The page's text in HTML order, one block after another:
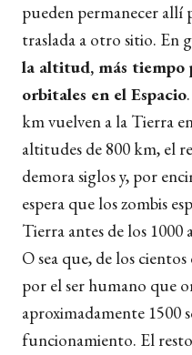
pueden permanecer allí
traslada a otro sitio. En
la altitud, más tiempo
orbitales en el Espacio
km vuelven a la Tierra
altitudes de 800 km, el
demora siglos y, por
espera que los zombis
Tierra antes de los 1000
O sea que, de los
por el ser humano que
aproximadamente 1500
funcionamiento. El resto